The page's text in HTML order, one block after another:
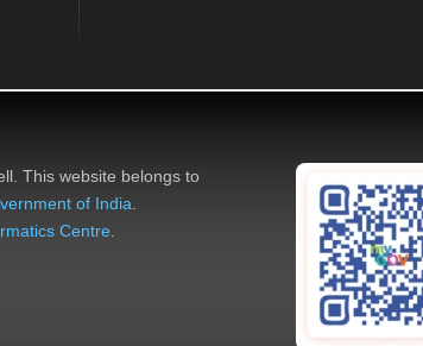
This website belongs to
of India
Centre